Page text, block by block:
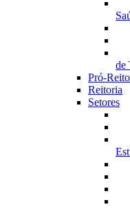
de
Pró-
Reitoria
Setores